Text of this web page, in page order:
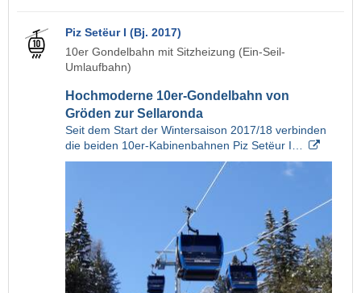
Piz Setëur I (Bj. 2017)
10er Gondelbahn mit Sitzheizung (Ein-Seil-
Umlaufbahn)
Hochmoderne 10er-Gondelbahn von
Gröden zur Sellaronda
Seit dem Start der Wintersaison 2017/18 verbinden
die beiden 10er-Kabinenbahnen Piz Setëur I…